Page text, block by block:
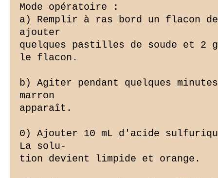
Mode opératoire :
a) Remplir à ras bord un flacon
ajouter
quelques pastilles de soude et 2
le flacon.
b) Agiter pendant quelques
marron
apparaît.
0) Ajouter 10 mL d'acide
La solu-
tion devient limpide et orange.